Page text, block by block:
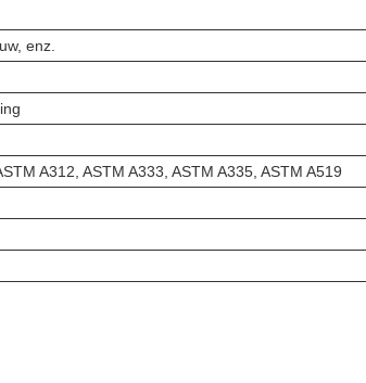
enz.
A312, ASTM A333, ASTM A335, ASTM A519